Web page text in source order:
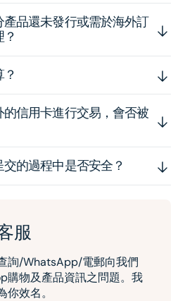
品還未發行或需於海外訂
信用卡進行交易，會否被
的過程中是否安全？
服
詢/WhatsApp/電郵向我們
購物及產品資訊之問題。我
效名。